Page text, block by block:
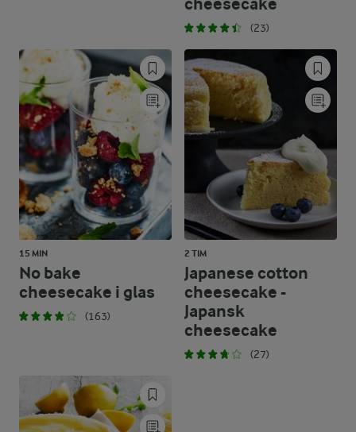
(23)
15 MIN
No bake
cheesecake i glas
(163)
2 TIM
Japanese cotton
cheesecake -
Japansk
cheesecake
(27)